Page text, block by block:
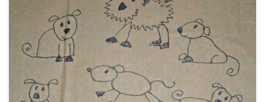
Panicz w domu, a na zajęciach szkolnych mowa o
lekturze. Co by tu zrobić, żeby i syn pomyślał
chwilę o tekście, a przy okazji nie czuł się
zmuszony do pracy? Stworzyć lapbook!